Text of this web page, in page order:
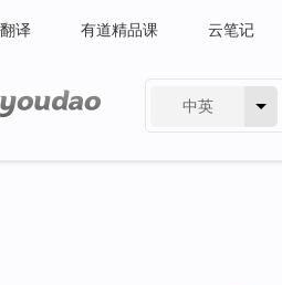
翻译 有道精品课 云笔记
中英